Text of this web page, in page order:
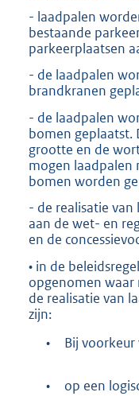
- laadpalen
bestaande
parkeerplaatsen
- de laadpalen
brandkranen
- de laadpalen
bomen geplaatst.
grootte en de
mogen laadpalen
bomen worden
- de realisatie
aan de wet- en
en de
• in de
opgenomen
de realisatie van
zijn:
•
Bij
•
op een